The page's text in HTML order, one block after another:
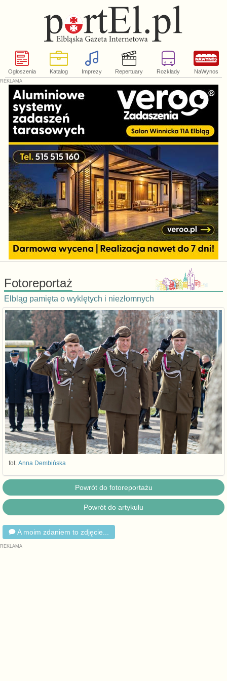
Ogłoszenia Katalog Imprezy Repertuary Rozkłady NaWynos
Fotoreportaż
Elbląg pamięta o wyklętych i niezłomnych
fot. Anna Dembińska
Powrót do fotoreportażu
Powrót do artykułu
A moim zdaniem to zdjęcie...